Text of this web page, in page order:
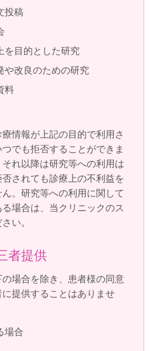
投稿
を目的とした研究
や改良のための研究
料
情報が上記の目的で利用さ
でも拒否することができま
れ以降は研究等への利用は
されても診療上の不利益を
。研究等への利用に関して
場合は、当クリニックのス
い。
者提供
場合を除き、患者様の同意
提供することはありませ
場合